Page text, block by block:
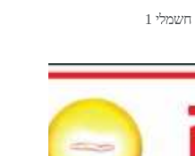
1